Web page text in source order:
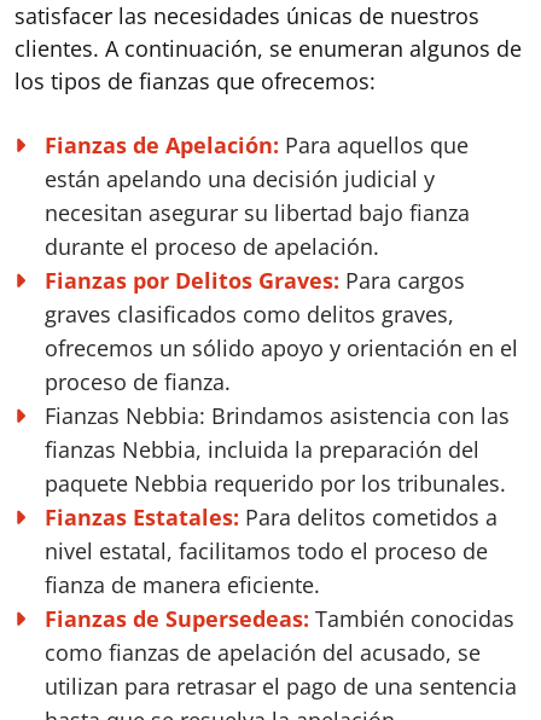
satisfacer las necesidades únicas de nuestros
clientes. A continuación, se enumeran algunos de
los tipos de fianzas que ofrecemos:
Fianzas de Apelación: Para aquellos que
están apelando una decisión judicial y
necesitan asegurar su libertad bajo fianza
durante el proceso de apelación.
Fianzas por Delitos Graves: Para cargos
graves clasificados como delitos graves,
ofrecemos un sólido apoyo y orientación en el
proceso de fianza.
Fianzas Nebbia: Brindamos asistencia con las
fianzas Nebbia, incluida la preparación del
paquete Nebbia requerido por los tribunales.
Fianzas Estatales: Para delitos cometidos a
nivel estatal, facilitamos todo el proceso de
fianza de manera eficiente.
Fianzas de Supersedeas: También conocidas
como fianzas de apelación del acusado, se
utilizan para retrasar el pago de una sentencia